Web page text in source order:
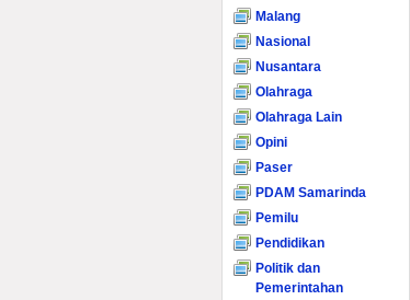
Malang
Nasional
Nusantara
Olahraga
Olahraga Lain
Opini
Paser
PDAM Samarinda
Pemilu
Pendidikan
Politik dan
Pemerintahan